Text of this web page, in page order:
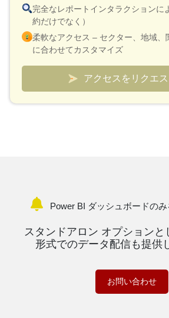
完全なレポートインタラクションに
約だけでなく）
柔軟なアクセス – セクター、地域、
に合わせてカスタマイズ
スマートな価格設定モデル – レポー
ルという低価格
検証と迅速な説明のためにアナリス
ます
アクセスをリクエ
Power BI ダッシュボードのみ
スタンドアロン オプションと
形式でのデータ配信も提供
お問い合わせ